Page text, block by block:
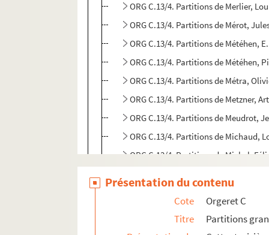
ORG C.13/4. Partitions de Merlier,
ORG C.13/4. Partitions de Mérot,
ORG C.13/4. Partitions de Météhen,
ORG C.13/4. Partitions de Météhen,
ORG C.13/4. Partitions de Métra,
ORG C.13/4. Partitions de Metzner,
ORG C.13/4. Partitions de Meudrot,
ORG C.13/4. Partitions de Michaud,
ORG C.13/4. Partitions de Michel,
Présentation du contenu
Cote
Orgeret C
Titre
Partitions